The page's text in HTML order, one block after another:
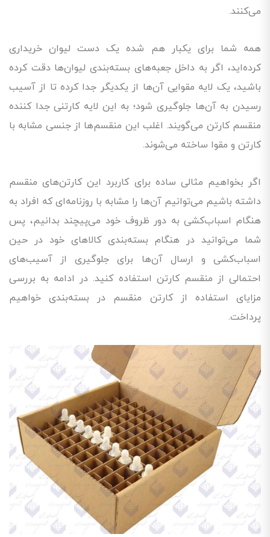
می‌کنند.
همه شما برای یکبار هم شده یک دست لیوان خریداری
کرده‌اید، اگر به داخل جعبه‌های بسته‌بندی لیوان‌ها دقت کرده
باشید، یک لایه مقوایی آن‌ها از یکدیگر جدا کرده تا از آسیب
رسیدن به آن‌ها جلوگیری شود؛ به این لایه کارتنی جدا کننده
منقسم کارتن می‌گویند. اغلب این منقسم‌ها از جنسی مشابه با
کارتن و مقوا ساخته می‌شوند.
اگر بخواهیم مثالی ساده برای کاربرد این کارتن‌های منقسم
داشته باشیم می‌توانیم آن‌ها را مشابه با روزنامه‌ای که افراد به
هنگام اسباب‌کشی به دور ظروف خود می‌پیچند بدانیم، پس
شما می‌توانید در هنگام بسته‌بندی کالاهای خود در حین
اسباب‌کشی و ارسال آن‌ها برای جلوگیری از آسیب‌های
احتمالی از منقسم کارتن استفاده کنید. در ادامه به بررسی
مزایای استفاده از کارتن منقسم در بسته‌بندی خواهیم
پرداخت.